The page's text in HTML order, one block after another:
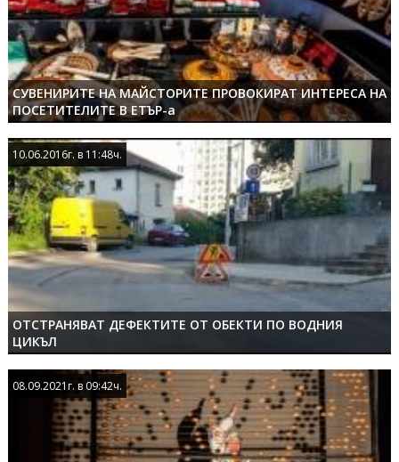
СУВЕНИРИТЕ НА МАЙСТОРИТЕ ПРОВОКИРАТ ИНТЕРЕСА НА
ПОСЕТИТЕЛИТЕ В ЕТЪР-а
ОТСТРАНЯВАТ ДЕФЕКТИТЕ ОТ ОБЕКТИ ПО ВОДНИЯ
ЦИКЪЛ
10.06.2016г. в 11:48ч.
10.06.2016г. в 11:48ч.
08.09.2021г. в 09:42ч.
08.09.2021г. в 09:42ч.